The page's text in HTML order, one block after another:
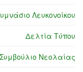
Λευκονοίκου
Δελτία Τύπου
Νεολαίας